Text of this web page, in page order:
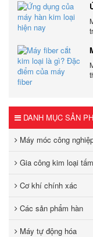
DANH MỤC SẢN
Máy móc công
Gia công kim loại tấm
Cơ khí chính xác
Các sản phẩm hàn
Máy tự động hóa